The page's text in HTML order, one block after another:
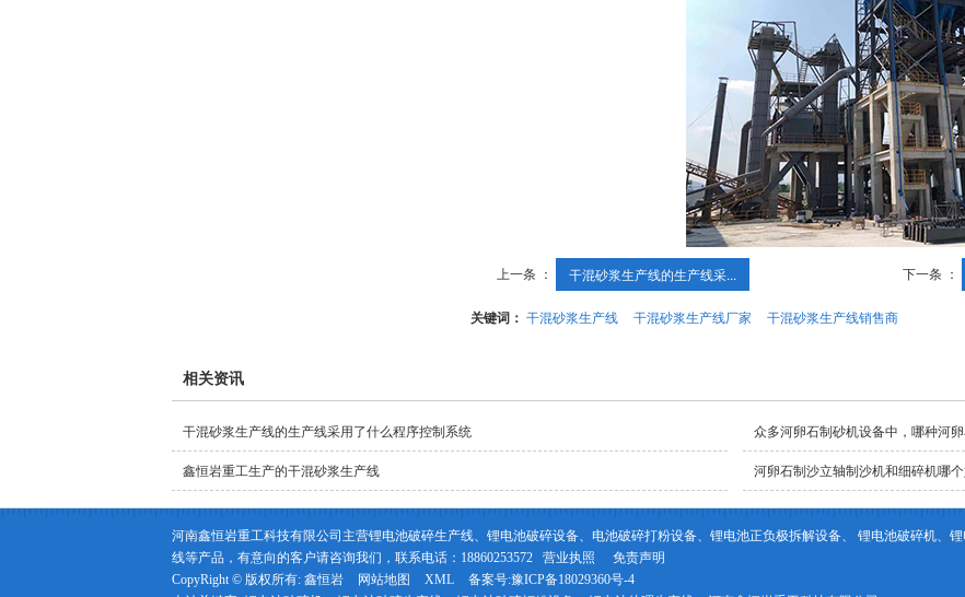
上一条 ： 干混砂浆生产线的生产线采... 下一条 ：
关键词： 干混砂浆生产线 干混砂浆生产线厂家 干混砂浆生产线销售商
相关资讯
干混砂浆生产线的生产线采用了什么程序控制系统 众多河卵石制砂机设备中，哪种河
鑫恒岩重工生产的干混砂浆生产线 河卵石制沙立轴制沙机和细碎机哪
河南鑫恒岩重工科技有限公司主营锂电池破碎生产线、锂电池破碎设备、电池破碎打粉设备、锂电池正负极拆解设备、 锂电池破碎机、
线等产品，有意向的客户请咨询我们，联系电话：18860253572 营业执照
免责声明
CopyRight © 版权所有: 鑫恒岩 网站地图 XML 备案号:豫ICP备18029360号-4